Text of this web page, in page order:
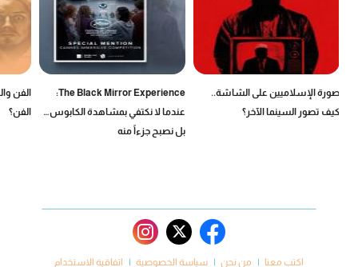
صورة الإسلاميين على الشاشة..
كيف تصور السينما الآخر؟
The Black Mirror Experience:
عندما لا نكتفي بمشاهدة الكابوس…
بل نصبح جزءاً منه
الفن
الفن؟
اكتب معنا من نحن سياسة الخصوصية اتفاقية الاستخدام